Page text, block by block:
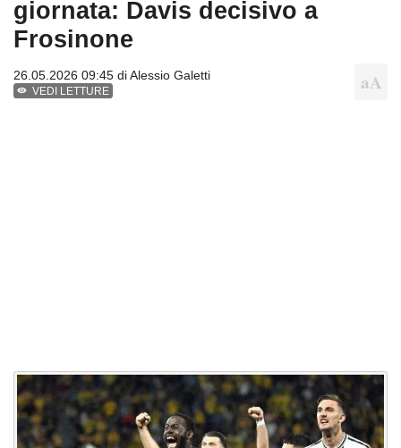
giornata: Davis decisivo a
Frosinone
26.05.2026 09:45 diAlessio Galetti
VEDI LETTURE